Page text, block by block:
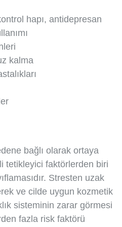
hapı, antidepresan
kalma
bağlı olarak ortaya
tetikleyici faktörlerden biri
Stresten uzak
ve cilde uygun kozmetik
sisteminin zarar görmesi
fazla risk faktörü